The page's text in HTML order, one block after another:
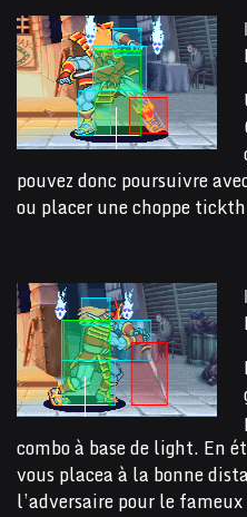
pouvez donc poursuivre
ou placer une choppe
combo à base de light. En
vous placea à la bonne
l’adversaire pour le